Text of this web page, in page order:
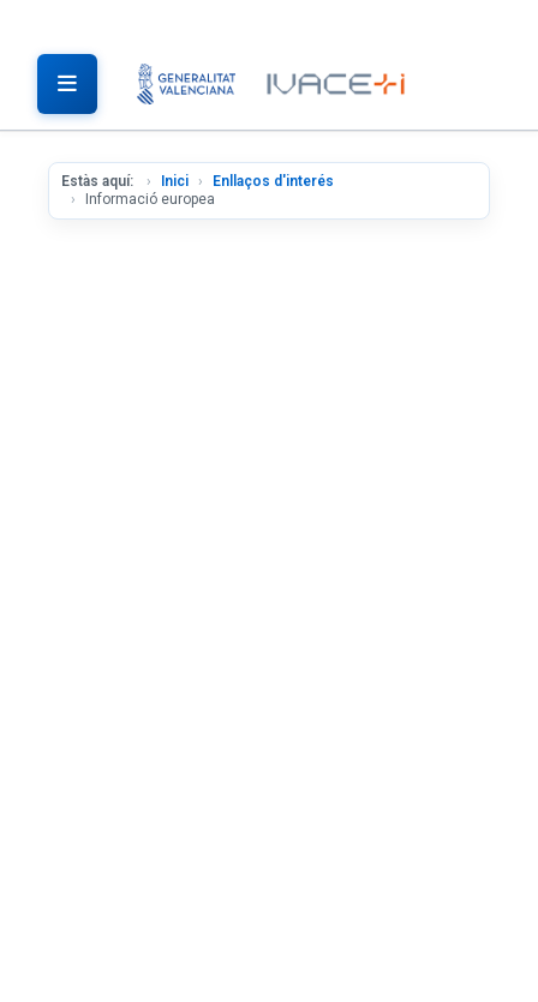
Estàs aquí: Inici
Enllaços d'interés
Informació europea